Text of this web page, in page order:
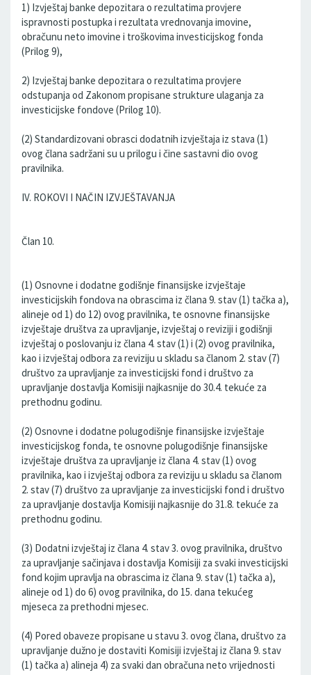
1) Izvještaj banke depozitara o rezultatima provjere
ispravnosti postupka i rezultata vrednovanja imovine,
obračunu neto imovine i troškovima investicijskog fonda
(Prilog 9),
2) Izvještaj banke depozitara o rezultatima provjere
odstupanja od Zakonom propisane strukture ulaganja za
investicijske fondove (Prilog 10).
(2) Standardizovani obrasci dodatnih izvještaja iz stava (1)
ovog člana sadržani su u prilogu i čine sastavni dio ovog
pravilnika.
IV. ROKOVI I NAČIN IZVJEŠTAVANJA
Član 10.
(1) Osnovne i dodatne godišnje finansijske izvještaje
investicijskih fondova na obrascima iz člana 9. stav (1) tačka a),
alineje od 1) do 12) ovog pravilnika, te osnovne finansijske
izvještaje društva za upravljanje, izvještaj o reviziji i godišnji
izvještaj o poslovanju iz člana 4. stav (1) i (2) ovog pravilnika,
kao i izvještaj odbora za reviziju u skladu sa članom 2. stav (7)
društvo za upravljanje za investicijski fond i društvo za
upravljanje dostavlja Komisiji najkasnije do 30.4. tekuće za
prethodnu godinu.
(2) Osnovne i dodatne polugodišnje finansijske izvještaje
investicijskog fonda, te osnovne polugodišnje finansijske
izvještaje društva za upravljanje iz člana 4. stav (1) ovog
pravilnika, kao i izvještaj odbora za reviziju u skladu sa članom
2. stav (7) društvo za upravljanje za investicijski fond i društvo
za upravljanje dostavlja Komisiji najkasnije do 31.8. tekuće za
prethodnu godinu.
(3) Dodatni izvještaj iz člana 4. stav 3. ovog pravilnika, društvo
za upravljanje sačinjava i dostavlja Komisiji za svaki investicijski
fond kojim upravlja na obrascima iz člana 9. stav (1) tačka a),
alineje od 1) do 6) ovog pravilnika, do 15. dana tekućeg
mjeseca za prethodni mjesec.
(4) Pored obaveze propisane u stavu 3. ovog člana, društvo za
upravljanje dužno je dostaviti Komisiji izvještaj iz člana 9. stav
(1) tačka a) alineja 4) za svaki dan obračuna neto vrijednosti